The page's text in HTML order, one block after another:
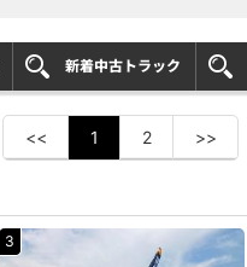
新着中古トラック
<< 1 2 >>
3